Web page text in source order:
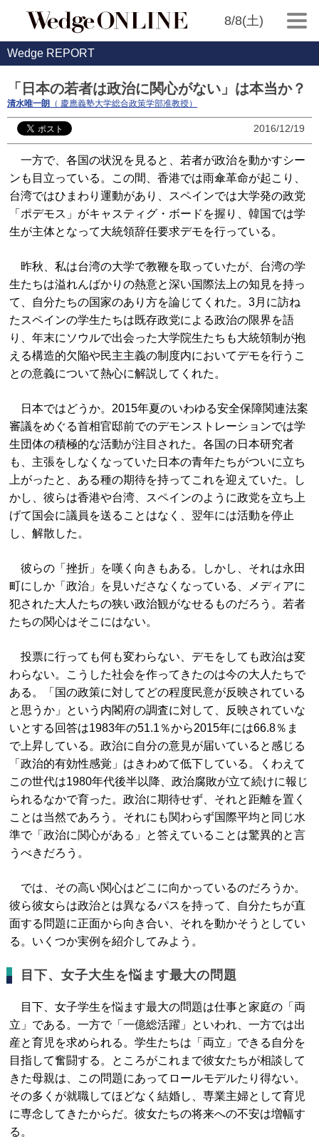
8/8(土)
Wedge REPORT
「日本の若者は政治に関心がない」は本当か？
清水唯一朗 （ 慶應義塾大学総合政策学部准教授）
2016/12/19
一方で、各国の状況を見ると、若者が政治を動かすシー
ンも目立っている。この間、香港では雨傘革命が起こり、
台湾ではひまわり運動があり、スペインでは大学発の政党
「ポデモス」がキャスティグ・ボードを握り、韓国では学
生が主体となって大統領辞任要求デモを行っている。
昨秋、私は台湾の大学で教鞭を取っていたが、台湾の学
生たちは溢れんばかりの熱意と深い国際法上の知見を持っ
て、自分たちの国家のあり方を論じてくれた。3月に訪ね
たスペインの学生たちは既存政党による政治の限界を語
り、年末にソウルで出会った大学院生たちも大統領制が抱
える構造的欠陥や民主主義の制度内においてデモを行うこ
との意義について熱心に解説してくれた。
日本ではどうか。2015年夏のいわゆる安全保障関連法案
審議をめぐる首相官邸前でのデモンストレーションでは学
生団体の積極的な活動が注目された。各国の日本研究者
も、主張をしなくなっていた日本の青年たちがついに立ち
上がったと、ある種の期待を持ってこれを迎えていた。し
かし、彼らは香港や台湾、スペインのように政党を立ち上
げて国会に議員を送ることはなく、翌年には活動を停止
し、解散した。
彼らの「挫折」を嘆く向きもある。しかし、それは永田
町にしか「政治」を見いださなくなっている、メディアに
犯された大人たちの狭い政治観がなせるものだろう。若者
たちの関心はそこにはない。
投票に行っても何も変わらない、デモをしても政治は変
わらない。こうした社会を作ってきたのは今の大人たちで
ある。「国の政策に対してどの程度民意が反映されている
と思うか」という内閣府の調査に対して、反映されていな
いとする回答は1983年の51.1％から2015年には66.8％ま
で上昇している。政治に自分の意見が届いていると感じる
「政治的有効性感覚」はきわめて低下している。くわえて
この世代は1980年代後半以降、政治腐敗が立て続けに報じ
られるなかで育った。政治に期待せず、それと距離を置く
ことは当然であろう。それにも関わらず国際平均と同じ水
準で「政治に関心がある」と答えていることは驚異的と言
うべきだろう。
では、その高い関心はどこに向かっているのだろうか。
彼ら彼女らは政治とは異なるパスを持って、自分たちが直
面する問題に正面から向き合い、それを動かそうとしてい
る。いくつか実例を紹介してみよう。
目下、女子大生を悩ます最大の問題
目下、女子学生を悩ます最大の問題は仕事と家庭の「両
立」である。一方で「一億総活躍」といわれ、一方では出
産と育児を求められる。学生たちは「両立」できる自分を
目指して奮闘する。ところがこれまで彼女たちが相談して
きた母親は、この問題にあってロールモデルたり得ない。
その多くが就職してほどなく結婚し、専業主婦として育児
に専念してきたからだ。彼女たちの将来への不安は増幅す
る。